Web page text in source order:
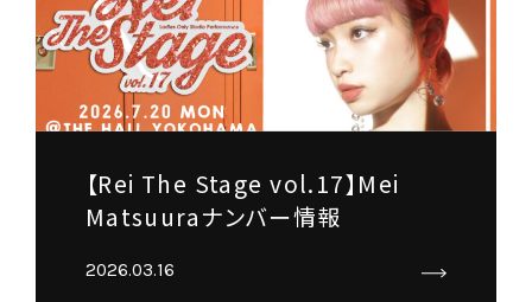
【Rei The Stage vol.17】Mei
Matsuuraナンバー情報
2026.03.16